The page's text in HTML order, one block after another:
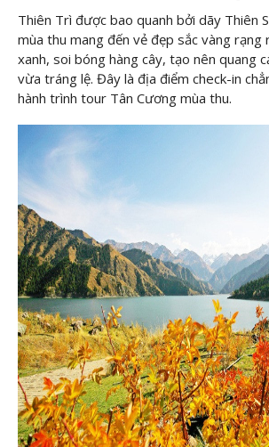
Thiên Trì được bao quanh bởi dãy Thiên
mùa thu mang đến vẻ đẹp sắc vàng
xanh, soi bóng hàng cây, tạo nên quang
vừa tráng lệ. Đây là địa điểm check-in
hành trình tour Tân Cương mùa thu.